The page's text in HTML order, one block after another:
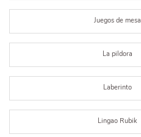
Juegos de mesa
La pildora
Laberinto
Lingao Rubik